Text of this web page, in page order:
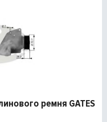
ремня GATES